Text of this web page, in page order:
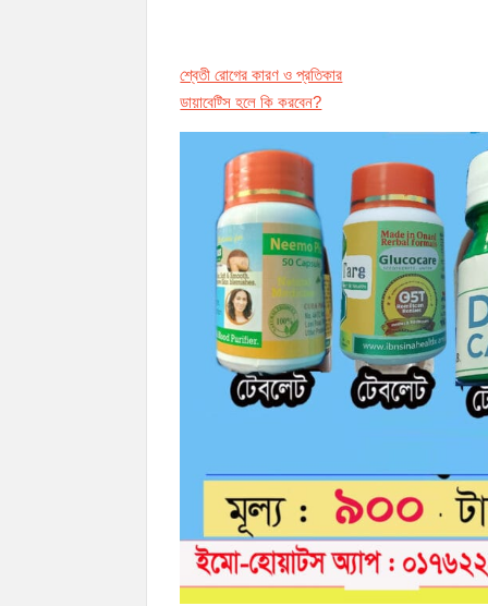
শ্বেতী রোগের কারণ ও প্রতিকার
ডায়াবেট্সি হলে কি করবেন?